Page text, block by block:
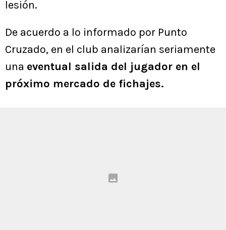
lesión.
De acuerdo a lo informado por Punto
Cruzado, en el club analizarían seriamente
una eventual salida del jugador en el
próximo mercado de fichajes.